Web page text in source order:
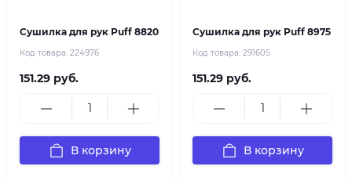
Сушилка для рук Puff 8820
Код товара: 224976
151.29 руб.
В корзину
Сушилка для рук Puff 8975
Код товара: 291605
151.29 руб.
В корзину